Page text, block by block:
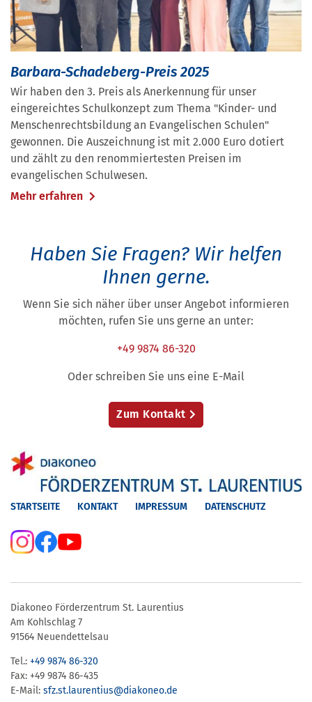
Barbara-Schadeberg-Preis 2025
Wir haben den 3. Preis als Anerkennung für unser
eingereichtes Schulkonzept zum Thema "Kinder- und
Menschenrechtsbildung an Evangelischen Schulen"
gewonnen. Die Auszeichnung ist mit 2.000 Euro dotiert
und zählt zu den renommiertesten Preisen im
evangelischen Schulwesen.
Mehr erfahren
Haben Sie Fragen? Wir helfen
Ihnen gerne.
Wenn Sie sich näher über unser Angebot informieren
möchten, rufen Sie uns gerne an unter:
+49 9874 86-320
Oder schreiben Sie uns eine E-Mail
Zum Kontakt
STARTSEITE KONTAKT IMPRESSUM DATENSCHUTZ
Diakoneo Förderzentrum St. Laurentius
Am Kohlschlag 7
91564 Neuendettelsau
Tel.: +49 9874 86-320
Fax: +49 9874 86-435
E-Mail: sfz.st.laurentius​@​diakoneo.de